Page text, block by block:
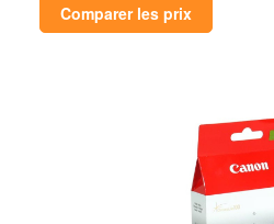
Comparer les prix